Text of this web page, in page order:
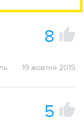
8
19 жовтня 2015
5